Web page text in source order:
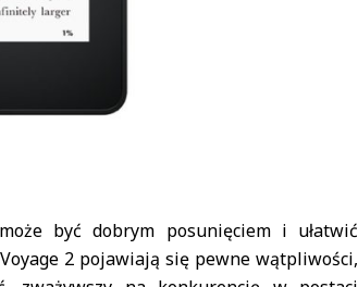
być dobrym posunięciem i ułatwić
2 pojawiają się pewne wątpliwości,